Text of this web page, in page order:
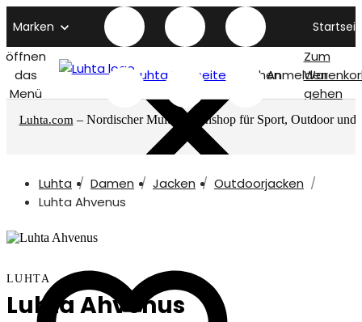
Marken
öffnen
das
Menü
Luhta titelseite SuchenAnmelden
Zum
gehen
Luhta.com – Nordischer Multimarkenshop für Sport, Outdoor und
Luhta Damen Jacken
Outdoorjacken
Luhta Ahvenus
LUHTA
Luhta Ahvenus